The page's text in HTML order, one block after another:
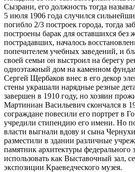
Сызрани, его должность тогда
5 июля 1906 года случился
погибло 2/3 построек города, тогда
построены барак для оставшихся без
пострадавших, началось
попечителем учебных заведений, и
своей семьи он выстроил на берегу
одноэтажный дом на каменном
Сергей Щербаков внес в его декор
стены украшали нарядные резные
завершен в 1910 году, но хозяин
Мартиниан Васильевич скончался в
сограждане повесили его портрет в
учредили стипендию его имени. Но
власти выгнали вдову и сына
разместили в здании различные
памятник архитектуры федерального
использовать как Выставочный зал,
экспозиции Краеведческого музея.